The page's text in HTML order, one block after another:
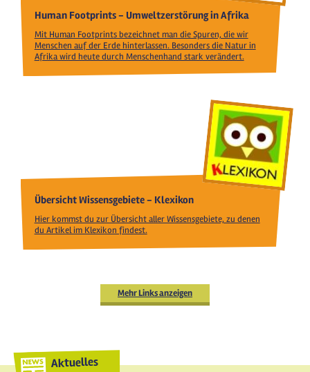
Human Footprints - Umweltzerstörung in Afrika
Mit Human Footprints bezeichnet man die Spuren, die wir
Menschen auf der Erde hinterlassen. Besonders die Natur in
Afrika wird heute durch Menschenhand stark verändert.
Übersicht Wissensgebiete - Klexikon
Hier kommst du zur Übersicht aller Wissensgebiete, zu denen
du Artikel im Klexikon findest.
Mehr Links anzeigen
Aktuelles